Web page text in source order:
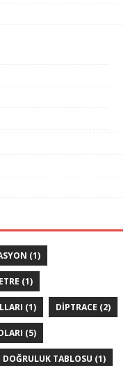
(1)
(1)
(1) DIPTRACE (2)
(5)
DOĞRULUK TABLOSU (1)